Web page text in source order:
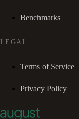
Benchmarks
LEGAL
Terms of Service
Privacy Policy